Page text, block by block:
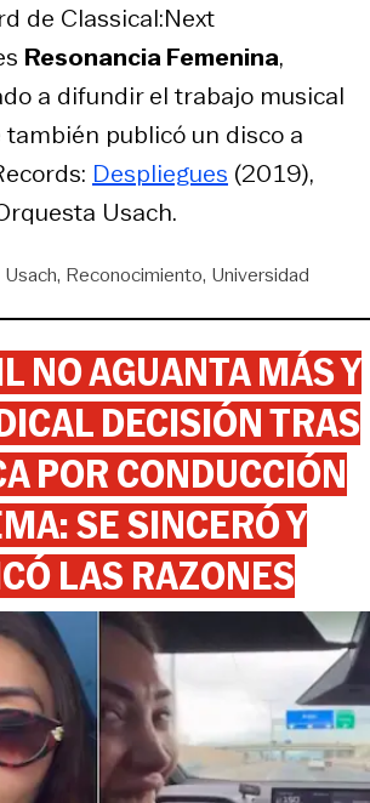
de Classical:Next
Resonancia Femenina,
a difundir el trabajo musical
también publicó un disco a
Despliegues (2019),
Usach.
Usach Reconocimiento Universidad
NO AGUANTA MÁS Y
DECISIÓN TRAS
POR CONDUCCIÓN
SE SINCERÓ Y
LAS RAZONES